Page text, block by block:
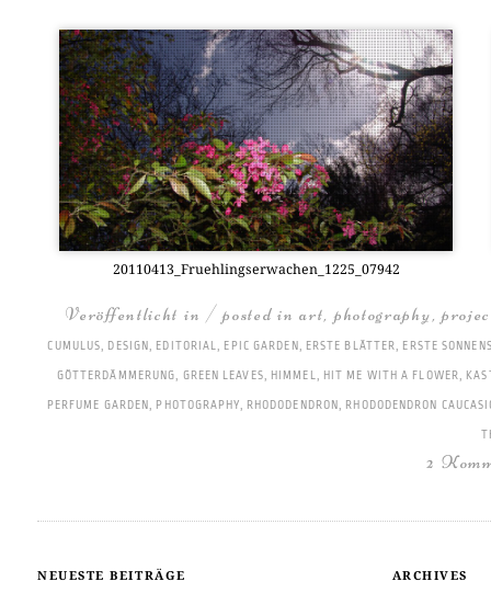
20110413_Fruehlingserwachen_1225_07942
Veröffentlicht in / posted inart, photography,
CUMULUS, DESIGN, EDITORIAL, EPIC GARDEN, ERSTE BLÄTTER, ERSTE
GÖTTERDÄMMERUNG, GREEN LEAVES, HIMMEL, HIT ME WITH A FLOWER,
PERFUME GARDEN, PHOTOGRAPHY, RHODODENDRON, RHODODENDRON
2
NEUESTE BEITRÄGE
ARCHIVES